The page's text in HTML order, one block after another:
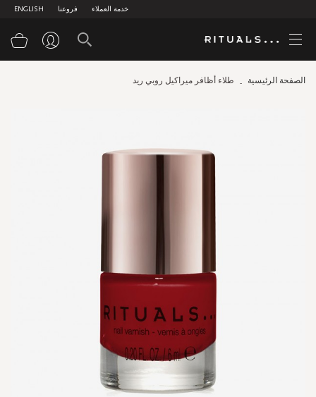
ENGLISH فروعنا خدمة العملاء
الصفحة الرئيسية طلاء أظافر ميراكيل روبي ريد